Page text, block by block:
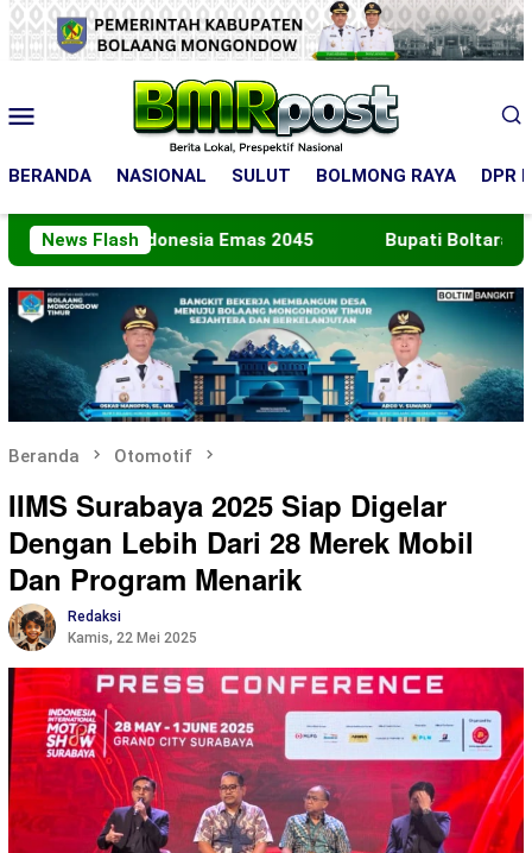
Loncat
ke
konten
Mobile
BERANDA NASIONAL SULUT BOLMONG RAYA DPR
News FlashEmas 2045 Bupati Boltara Lepas
Beranda Otomotif
IIMS Surabaya 2025 Siap Digelar
Dengan Lebih Dari 28 Merek Mobil
Dan Program Menarik
Redaksi
Kamis, 22 Mei 2025